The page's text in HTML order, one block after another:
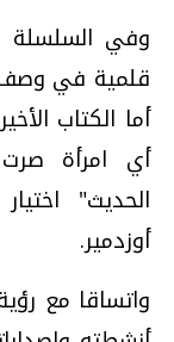
وفي السلسلة
قلمية في وصف
أما الكتاب
أي امرأة صرت
الحديث"
أوزدمير.
واتساقا مع